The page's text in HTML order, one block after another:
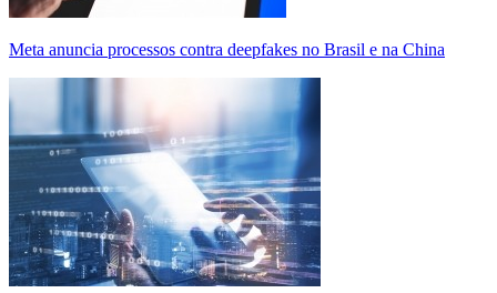
Meta anuncia processos contra deepfakes no Brasil e na China